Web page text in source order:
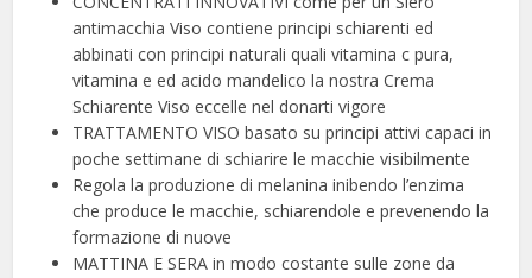
antimacchia Viso contiene principi schiarenti ed
abbinati con principi naturali quali vitamina c pura,
vitamina e ed acido mandelico la nostra Crema
Schiarente Viso eccelle nel donarti vigore
TRATTAMENTO VISO basato su principi attivi capaci in
poche settimane di schiarire le macchie visibilmente
Regola la produzione di melanina inibendo l’enzima
che produce le macchie, schiarendole e prevenendo la
formazione di nuove
MATTINA E SERA in modo costante sulle zone da